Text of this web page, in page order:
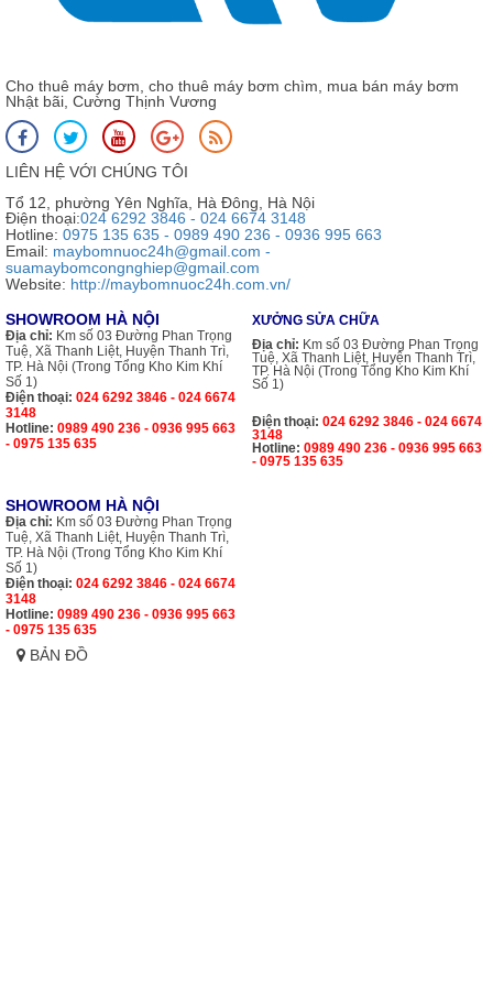
Cho thuê máy bơm, cho thuê máy bơm chìm, mua bán máy bơm
Nhật bãi, Cường Thịnh Vương
LIÊN HỆ VỚI CHÚNG TÔI
Tổ 12, phường Yên Nghĩa, Hà Đông, Hà Nội
Điện thoại:024 6292 3846 - 024 6674 3148
Hotline: 0975 135 635 - 0989 490 236 - 0936 995 663
Email: maybomnuoc24h@gmail.com -
suamaybomcongnghiep@gmail.com
Website: http://maybomnuoc24h.com.vn/
SHOWROOM HÀ NỘI
Địa chỉ: Km số 03 Đường Phan Trọng
Tuệ, Xã Thanh Liệt, Huyện Thanh Trì,
TP. Hà Nội (Trong Tổng Kho Kim Khí
Số 1)
Điện thoại: 024 6292 3846 - 024 6674
3148
Hotline: 0989 490 236 - 0936 995 663
- 0975 135 635
XƯỞNG SỬA CHỮA
Địa chỉ: Km số 03 Đường Phan Trọng
Tuệ, Xã Thanh Liệt, Huyện Thanh Trì,
TP. Hà Nội (Trong Tổng Kho Kim Khí
Số 1)
Điện thoại: 024 6292 3846 - 024 6674
3148
Hotline: 0989 490 236 - 0936 995 663
- 0975 135 635
SHOWROOM HÀ NỘI
Địa chỉ: Km số 03 Đường Phan Trọng
Tuệ, Xã Thanh Liệt, Huyện Thanh Trì,
TP. Hà Nội (Trong Tổng Kho Kim Khí
Số 1)
Điện thoại: 024 6292 3846 - 024 6674
3148
Hotline: 0989 490 236 - 0936 995 663
- 0975 135 635
BẢN ĐỒ